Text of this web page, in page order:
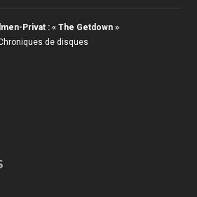
Privat : « The Getdown »
de disques